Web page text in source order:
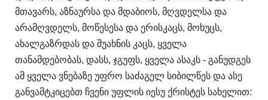
მთავარს, აზნაურსა და მდაბიოს, მღვდელსა და
არამღვდელს, მოწესესა და ერისკაცს, მოხუცს,
ახალგაზრდას და შუახნის კაცს, ყველა
თანამდებობას, დასს, ჯგუფს, ყველა ასაკს - განუდგეს
ამ ყველა ვნებაზე უფრო საძაგელ სიბილწეს და ასე
განვამტკიცებთ ჩვენი უფლის იესუ ქრისტეს სახელით: